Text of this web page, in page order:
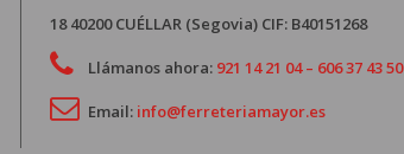
18 40200 CUÉLLAR (Segovia) CIF: B40151268
Llámanos ahora: 921 14 21 04 – 606 37 43 50
Email: info@ferreteriamayor.es